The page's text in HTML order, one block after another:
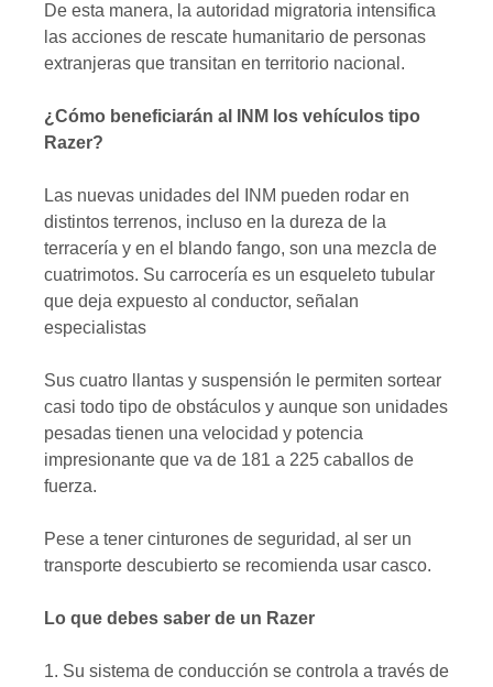
De esta manera, la autoridad migratoria intensifica
las acciones de rescate humanitario de personas
extranjeras que transitan en territorio nacional.
¿Cómo beneficiarán al INM los vehículos tipo
Razer?
Las nuevas unidades del INM pueden rodar en
distintos terrenos, incluso en la dureza de la
terracería y en el blando fango, son una mezcla de
cuatrimotos. Su carrocería es un esqueleto tubular
que deja expuesto al conductor, señalan
especialistas
Sus cuatro llantas y suspensión le permiten sortear
casi todo tipo de obstáculos y aunque son unidades
pesadas tienen una velocidad y potencia
impresionante que va de 181 a 225 caballos de
fuerza.
Pese a tener cinturones de seguridad, al ser un
transporte descubierto se recomienda usar casco.
Lo que debes saber de un Razer
1. Su sistema de conducción se controla a través de